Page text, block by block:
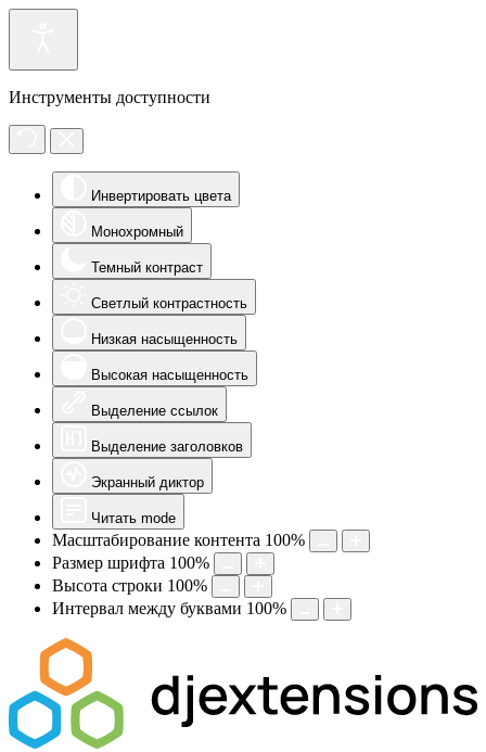
Инструменты доступности
Инвертировать цвета
Монохромный
Темный контраст
Светлый контрастность
Низкая насыщенность
Высокая насыщенность
Выделение ссылок
Выделение заголовков
Экранный диктор
Читать mode
Масштабирование контента 100%
Размер шрифта 100%
Высота строки 100%
Интервал между буквами 100%